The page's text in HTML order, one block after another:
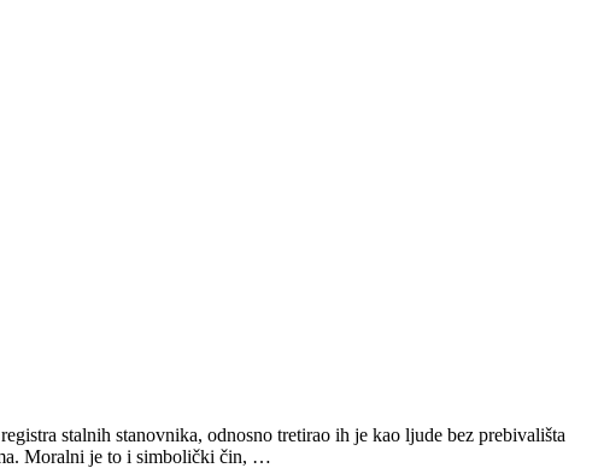
stalnih stanovnika, odnosno tretirao ih je kao ljude bez prebivališta
Moralni je to i simbolički čin, …